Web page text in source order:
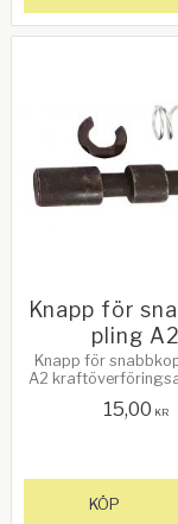
Knapp för
pling A2
Knapp för
A2
garantera att det
15,00 KR
KÖP